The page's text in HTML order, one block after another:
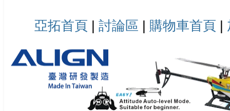
亞拓首頁 | 討論區 | 購物車首頁 |